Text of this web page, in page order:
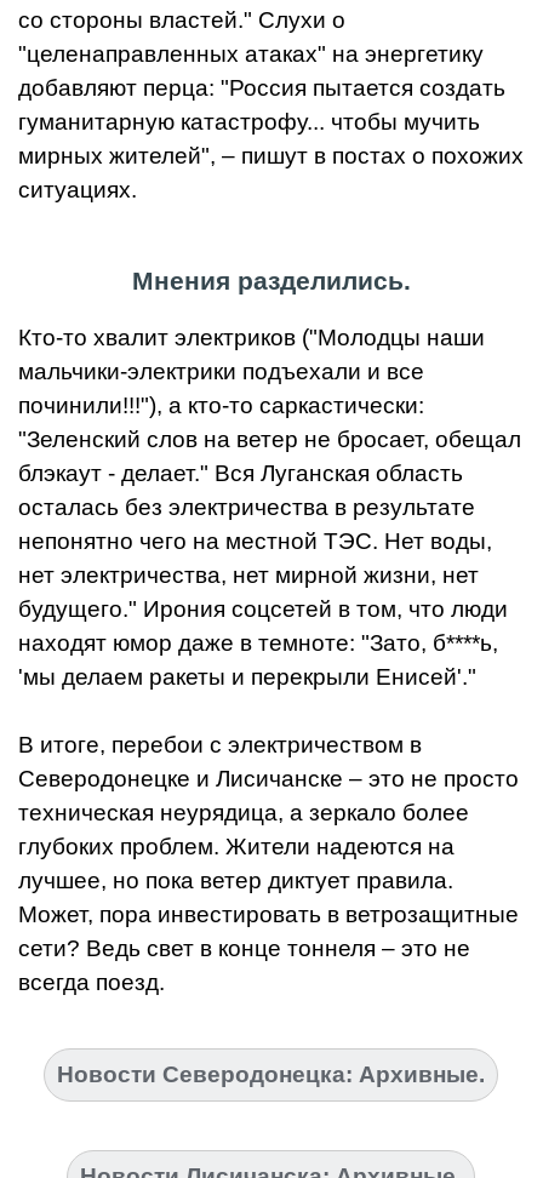
со стороны властей." Слухи о
"целенаправленных атаках" на энергетику
добавляют перца: "Россия пытается создать
гуманитарную катастрофу... чтобы мучить
мирных жителей", – пишут в постах о похожих
ситуациях.
Мнения разделились.
Кто-то хвалит электриков ("Молодцы наши
мальчики-электрики подъехали и все
починили!!!"), а кто-то саркастически:
"Зеленский слов на ветер не бросает, обещал
блэкаут - делает." Вся Луганская область
осталась без электричества в результате
непонятно чего на местной ТЭС. Нет воды,
нет электричества, нет мирной жизни, нет
будущего." Ирония соцсетей в том, что люди
находят юмор даже в темноте: "Зато, б****ь,
'мы делаем ракеты и перекрыли Енисей'."
В итоге, перебои с электричеством в
Северодонецке и Лисичанске – это не просто
техническая неурядица, а зеркало более
глубоких проблем. Жители надеются на
лучшее, но пока ветер диктует правила.
Может, пора инвестировать в ветрозащитные
сети? Ведь свет в конце тоннеля – это не
всегда поезд.
Новости Северодонецка: Архивные.